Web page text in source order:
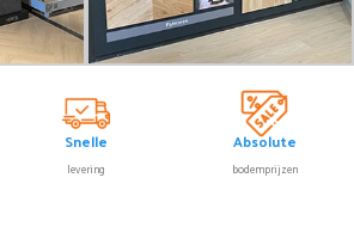
Snelle
levering
Absolute
bodemprijzen